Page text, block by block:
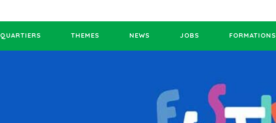
QUARTIERS THEMES NEWS JOBS FORMATIONS